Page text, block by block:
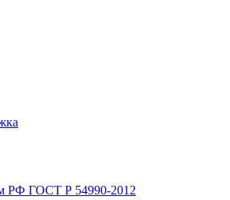
РФ ГОСТ Р 54990-2012